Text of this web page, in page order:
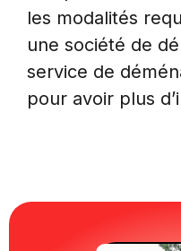
les modalités
une société de
service de
pour avoir plus